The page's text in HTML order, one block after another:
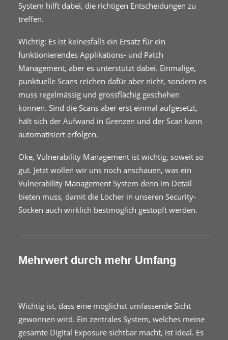
System hilft dabei, die richtigen Entscheidungen zu
treffen.
Wichtig: Es ist keinesfalls ein Ersatz für ein
funktionierendes Applikations- und Patch
Management, aber es unterstützt dabei. Einmalige,
punktuelle Scans reichen dafür aber nicht, sondern es
muss regelmässig und grossflächig geschehen
können. Sind die Scans aber erst einmal aufgesetzt,
hält sich der Aufwand in Grenzen und der Scan kann
automatisiert erfolgen.
Oke, Vulnerability Management ist wichtig, soweit so
gut. Jetzt wollen wir uns noch anschauen, was ein
Vulnerability Management System denn im Detail
bieten muss, damit die Löcher in unseren Security-
Socken auch wirklich bestmöglich gestopft werden.
Mehrwert durch mehr Umfang
Wichtig ist, dass eine möglichst umfassende Sicht
gewonnen wird. Ein zentrales System, welches meine
gesamte Digital Exposure sichtbar macht, ist ideal. Es